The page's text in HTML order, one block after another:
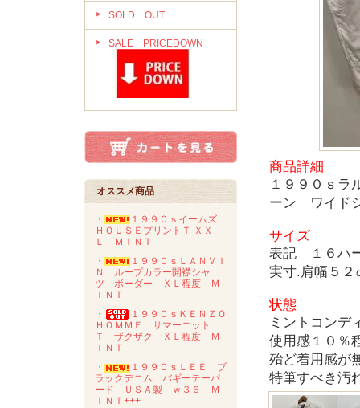
SOLD OUT
SALE PRICEDOWN
オススメ商品
・
１９９０ｓイームズ
ＨＯＵＳＥプリントＴ ＸＸ
Ｌ ＭＩＮＴ
・
１９９０ｓＬＡＮＶＩ
Ｎ ループカラー開襟シャ
ツ ボーダー ＸＬ程度 Ｍ
ＩＮＴ
・
１９９０ｓＫＥＮＺＯ
ＨＯＭＭＥ サマーニット
Ｔ ザクザク ＸＬ程度 Ｍ
ＩＮＴ
・
１９９０ｓＬＥＥ ブ
ラックデニム バギーテーパ
ード ＵＳＡ製 ｗ３６ Ｍ
ＩＮＴ+++
商品詳細
１９９０ｓ
ーン ワイド
サイズ
表記 １６ハ
実寸.肩幅５２
状態
ミントコンデ
使用感１０％
殆ど着用感が
特筆すべき汚